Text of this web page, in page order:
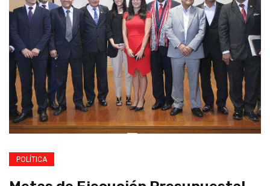
POLÍTICA